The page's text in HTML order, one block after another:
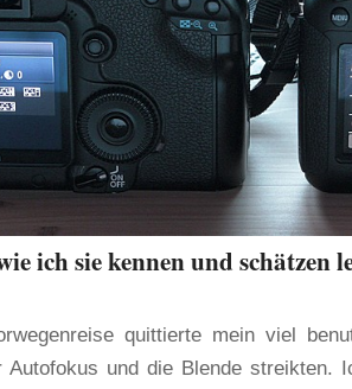
ich sie kennen und schätzen
quittierte mein viel
Autofokus und die Blende streikten.